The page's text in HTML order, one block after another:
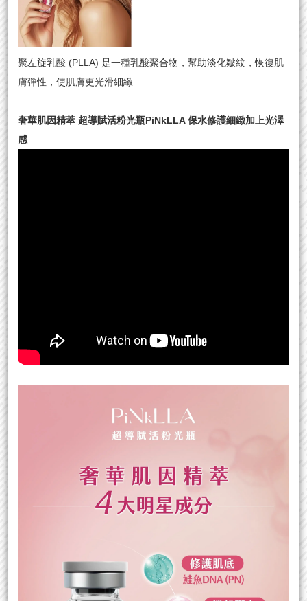
聚左旋乳酸 (PLLA) 是一種乳酸聚合物，幫助淡化皺紋，恢復肌
膚彈性，使肌膚更光滑細緻
奢華肌因精萃 超導賦活粉光瓶PiNkLLA 保水修護細緻加上光澤
感